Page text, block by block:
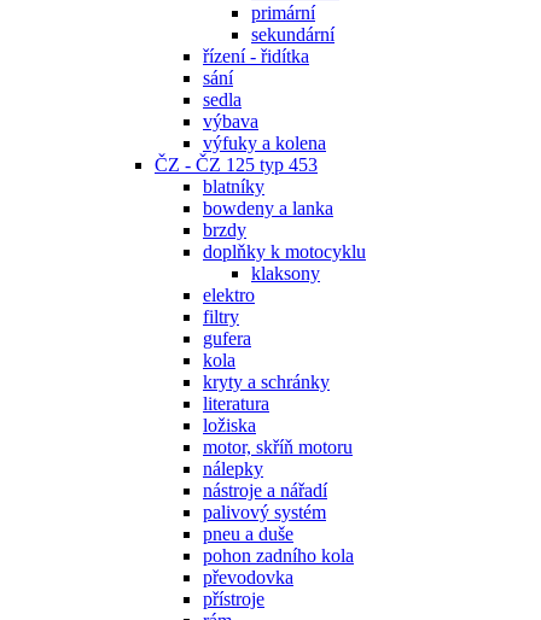
primární
sekundární
řízení - řidítka
sání
sedla
výbava
výfuky a kolena
ČZ - ČZ 125 typ 453
blatníky
bowdeny a lanka
brzdy
doplňky k motocyklu
klaksony
elektro
filtry
gufera
kola
kryty a schránky
literatura
ložiska
motor, skříň motoru
nálepky
nástroje a nářadí
palivový systém
pneu a duše
pohon zadního kola
převodovka
přístroje